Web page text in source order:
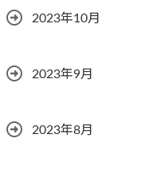
2023年10月
2023年9月
2023年8月